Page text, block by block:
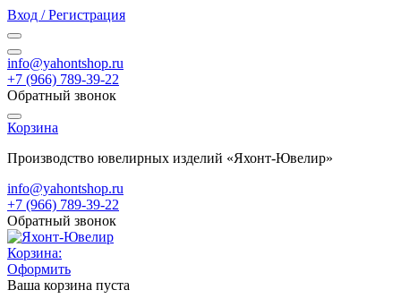
Вход / Регистрация
info@yahontshop.ru
+7 (966) 789-39-22
Обратный звонок
Корзина
Производство ювелирных изделий «Яхонт-Ювелир»
info@yahontshop.ru
+7 (966) 789-39-22
Обратный звонок
Корзина:
Оформить
Ваша корзина пуста